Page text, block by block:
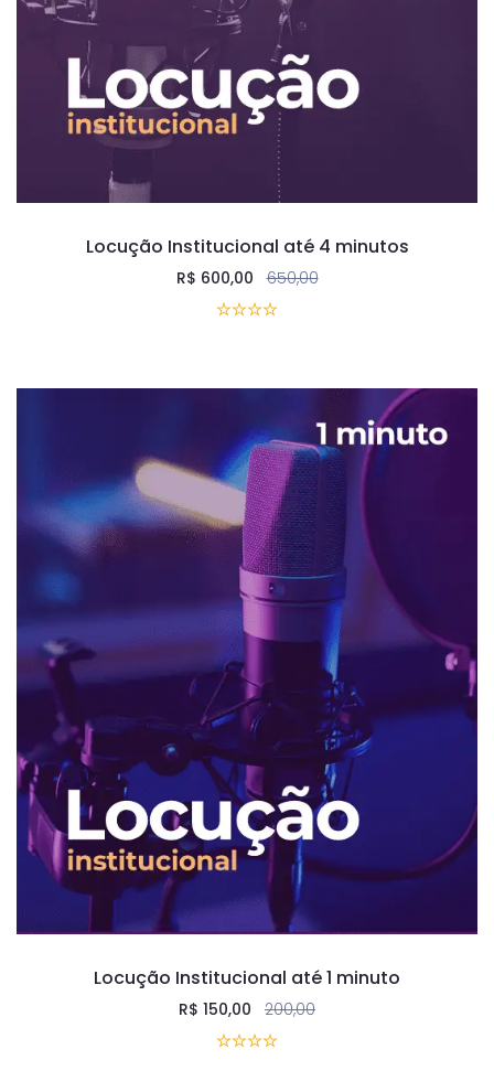
Locução Institucional até 4 minutos
650,00
R$ 600,00
Locução Institucional até 1 minuto
200,00
R$ 150,00